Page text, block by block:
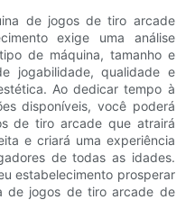
de jogos de tiro arcade
exige uma análise
de máquina, tamanho e
jogabilidade, qualidade e
Ao dedicar tempo à
disponíveis, você poderá
de tiro arcade que atrairá
e criará uma experiência
de todas as idades.
estabelecimento prosperar
de jogos de tiro arcade de